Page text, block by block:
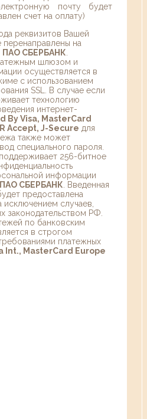
почту будет
счет на оплату)
реквизитов Вашей
перенаправлены на
ПАО СБЕРБАНК
шлюзом и
осуществляется в
с использованием
SSL. В случае если
технологию
интернет-
By Visa, MasterCard
Accept, J-Secure для
также может
специального пароля.
256-битное
информации
ПАО СБЕРБАНК . Введенная
предоставлена
исключением случаев,
законодательством РФ.
по банковским
в строгом
платежных
Int., MasterCard Europe